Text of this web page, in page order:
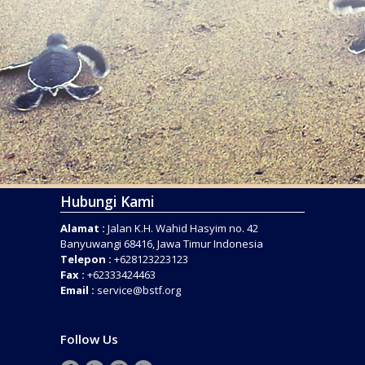
Hubungi Kami
Alamat : Jalan K.H. Wahid Hasyim no. 42
Banyuwangi 68416, Jawa Timur Indonesia
Telepon : +628123223123
Fax : +62333424463
Email : service@bstf.org
Follow Us